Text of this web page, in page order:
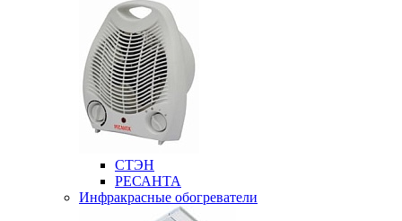
СТЭН
РЕСАНТА
Инфракрасные обогреватели